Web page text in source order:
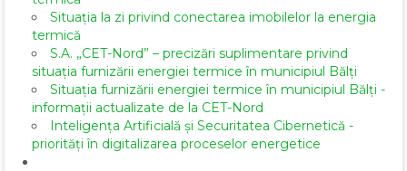
Situația la zi privind conectarea imobilelor la energia
termică
S.A. „CET-Nord” – precizări suplimentare privind
situația furnizării energiei termice în municipiul Bălți
Situația furnizării energiei termice în municipiul Bălți -
informații actualizate de la CET-Nord
Inteligența Artificială și Securitatea Cibernetică -
priorități în digitalizarea proceselor energetice